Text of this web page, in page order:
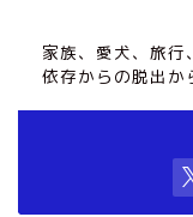
家族、愛犬、旅行
依存からの脱出か